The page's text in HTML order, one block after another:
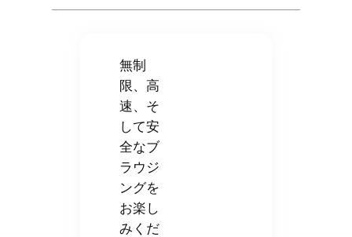
無制
限、高
速、そ
して安
全なブ
ラウジ
ングを
お楽し
みくだ